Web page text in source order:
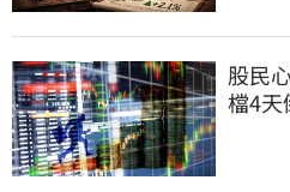
股民
檔4天